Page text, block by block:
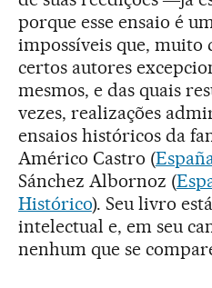
porque esse ensaio é
impossíveis que, muito
certos autores
mesmos, e das quais
vezes, realizações
ensaios históricos da
Américo Castro (
Sánchez Albornoz (
Histórico). Seu livro
intelectual e, em seu
nenhum que se